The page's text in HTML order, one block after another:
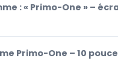
: « Primo-One » –
Primo-One – 10